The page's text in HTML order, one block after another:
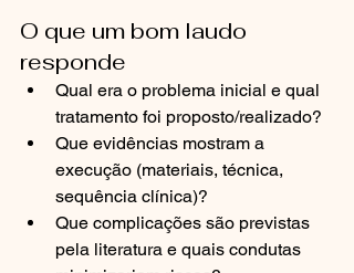
O que um bom laudo
responde
Qual era o problema inicial e qual
tratamento foi proposto/realizado?
Que evidências mostram a
execução (materiais, técnica,
sequência clínica)?
Que complicações são previstas
pela literatura e quais condutas